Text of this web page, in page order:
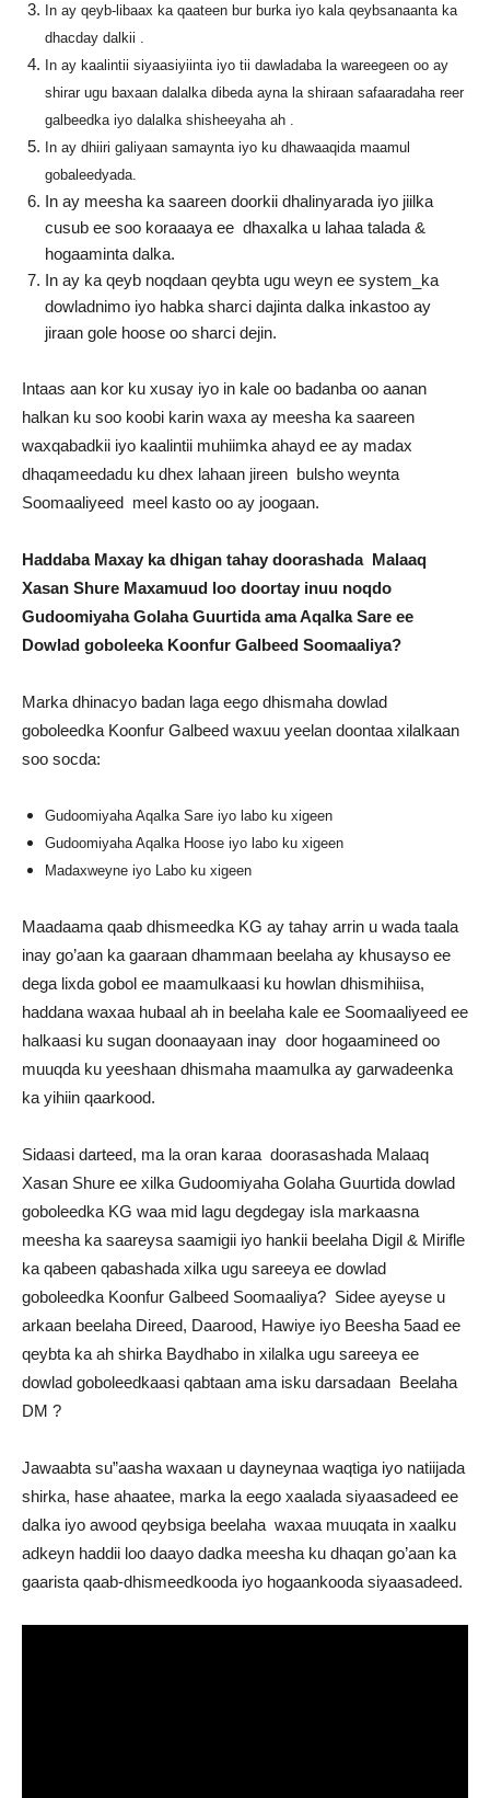
In ay qeyb-libaax ka qaateen bur burka iyo kala qeybsanaanta ka
dhacday dalkii .
In ay kaalintii siyaasiyiinta iyo tii dawladaba la wareegeen oo ay
shirar ugu baxaan dalalka dibeda ayna la shiraan safaaradaha reer
galbeedka iyo dalalka shisheeyaha ah .
In ay dhiiri galiyaan samaynta iyo ku dhawaaqida maamul
gobaleedyada.
In ay meesha ka saareen doorkii dhalinyarada iyo jiilka
cusub ee soo koraaaya ee dhaxalka u lahaa talada &
hogaaminta dalka.
In ay ka qeyb noqdaan qeybta ugu weyn ee system_ka
dowladnimo iyo habka sharci dajinta dalka inkastoo ay
jiraan gole hoose oo sharci dejin.
Intaas aan kor ku xusay iyo in kale oo badanba oo aanan
halkan ku soo koobi karin waxa ay meesha ka saareen
waxqabadkii iyo kaalintii muhiimka ahayd ee ay madax
dhaqameedadu ku dhex lahaan jireen bulsho weynta
Soomaaliyeed meel kasto oo ay joogaan.
Haddaba Maxay ka dhigan tahay doorashada Malaaq
Xasan Shure Maxamuud loo doortay inuu noqdo
Gudoomiyaha Golaha Guurtida ama Aqalka Sare ee
Dowlad goboleeka Koonfur Galbeed Soomaaliya?
Marka dhinacyo badan laga eego dhismaha dowlad
goboleedka Koonfur Galbeed waxuu yeelan doontaa xilalkaan
soo socda:
Gudoomiyaha Aqalka Sare iyo labo ku xigeen
Gudoomiyaha Aqalka Hoose iyo labo ku xigeen
Madaxweyne iyo Labo ku xigeen
Maadaama qaab dhismeedka KG ay tahay arrin u wada taala
inay go’aan ka gaaraan dhammaan beelaha ay khusayso ee
dega lixda gobol ee maamulkaasi ku howlan dhismihiisa,
haddana waxaa hubaal ah in beelaha kale ee Soomaaliyeed ee
halkaasi ku sugan doonaayaan inay door hogaamineed oo
muuqda ku yeeshaan dhismaha maamulka ay garwadeenka
ka yihiin qaarkood.
Sidaasi darteed, ma la oran karaa doorasashada Malaaq
Xasan Shure ee xilka Gudoomiyaha Golaha Guurtida dowlad
goboleedka KG waa mid lagu degdegay isla markaasna
meesha ka saareysa saamigii iyo hankii beelaha Digil & Mirifle
ka qabeen qabashada xilka ugu sareeya ee dowlad
goboleedka Koonfur Galbeed Soomaaliya? Sidee ayeyse u
arkaan beelaha Direed, Daarood, Hawiye iyo Beesha 5aad ee
qeybta ka ah shirka Baydhabo in xilalka ugu sareeya ee
dowlad goboleedkaasi qabtaan ama isku darsadaan Beelaha
DM ?
Jawaabta su”aasha waxaan u dayneynaa waqtiga iyo natiijada
shirka, hase ahaatee, marka la eego xaalada siyaasadeed ee
dalka iyo awood qeybsiga beelaha waxaa muuqata in xaalku
adkeyn haddii loo daayo dadka meesha ku dhaqan go’aan ka
gaarista qaab-dhismeedkooda iyo hogaankooda siyaasadeed.